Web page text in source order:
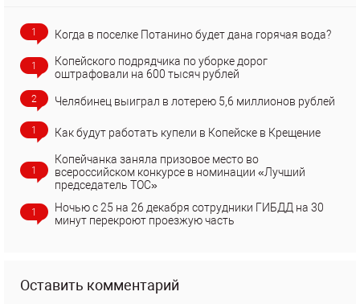
1 Когда в поселке Потанино будет дана горячая вода?
1
Копейского подрядчика по уборке дорог
оштрафовали на 600 тысяч рублей
2 Челябинец выиграл в лотерею 5,6 миллионов рублей
1 Как будут работать купели в Копейске в Крещение
1
Копейчанка заняла призовое место во
всероссийском конкурсе в номинации «Лучший
председатель ТОС»
1
Ночью с 25 на 26 декабря сотрудники ГИБДД на 30
минут перекроют проезжую часть
Оставить комментарий